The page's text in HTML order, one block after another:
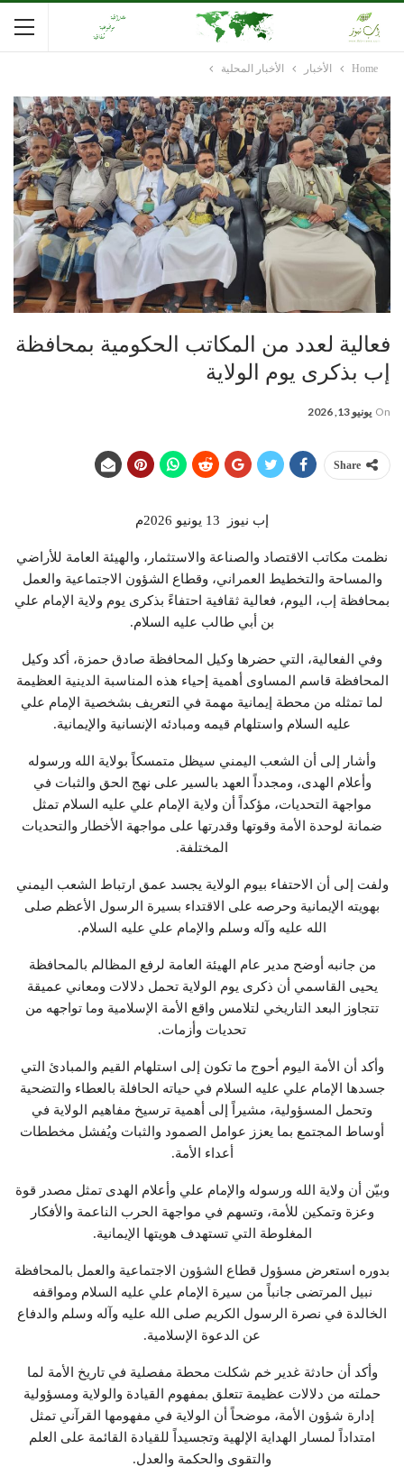
Home الأخبار الأخبار المحلية
فعالية لعدد من المكاتب الحكومية بمحافظة
إب بذكرى يوم الولاية
On يونيو 13, 2026
Share
إب نيوز 13 يونيو 2026م
نظمت مكاتب الاقتصاد والصناعة والاستثمار، والهيئة العامة للأراضي
والمساحة والتخطيط العمراني، وقطاع الشؤون الاجتماعية والعمل
بمحافظة إب، اليوم، فعالية ثقافية احتفاءً بذكرى يوم ولاية الإمام علي
بن أبي طالب عليه السلام.
وفي الفعالية، التي حضرها وكيل المحافظة صادق حمزة، أكد وكيل
المحافظة قاسم المساوى أهمية إحياء هذه المناسبة الدينية العظيمة
لما تمثله من محطة إيمانية مهمة في التعريف بشخصية الإمام علي
عليه السلام واستلهام قيمه ومبادئه الإنسانية والإيمانية.
وأشار إلى أن الشعب اليمني سيظل متمسكاً بولاية الله ورسوله
وأعلام الهدى، ومجدداً العهد بالسير على نهج الحق والثبات في
مواجهة التحديات، مؤكداً أن ولاية الإمام علي عليه السلام تمثل
ضمانة لوحدة الأمة وقوتها وقدرتها على مواجهة الأخطار والتحديات
المختلفة.
ولفت إلى أن الاحتفاء بيوم الولاية يجسد عمق ارتباط الشعب اليمني
بهويته الإيمانية وحرصه على الاقتداء بسيرة الرسول الأعظم صلى
الله عليه وآله وسلم والإمام علي عليه السلام.
من جانبه أوضح مدير عام الهيئة العامة لرفع المظالم بالمحافظة
يحيى القاسمي أن ذكرى يوم الولاية تحمل دلالات ومعاني عميقة
تتجاوز البعد التاريخي لتلامس واقع الأمة الإسلامية وما تواجهه من
تحديات وأزمات.
وأكد أن الأمة اليوم أحوج ما تكون إلى استلهام القيم والمبادئ التي
جسدها الإمام علي عليه السلام في حياته الحافلة بالعطاء والتضحية
وتحمل المسؤولية، مشيراً إلى أهمية ترسيخ مفاهيم الولاية في
أوساط المجتمع بما يعزز عوامل الصمود والثبات ويُفشل مخططات
أعداء الأمة.
وبيّن أن ولاية الله ورسوله والإمام علي وأعلام الهدى تمثل مصدر قوة
وعزة وتمكين للأمة، وتسهم في مواجهة الحرب الناعمة والأفكار
المغلوطة التي تستهدف هويتها الإيمانية.
بدوره استعرض مسؤول قطاع الشؤون الاجتماعية والعمل بالمحافظة
نبيل المرتضى جانباً من سيرة الإمام علي عليه السلام ومواقفه
الخالدة في نصرة الرسول الكريم صلى الله عليه وآله وسلم والدفاع
عن الدعوة الإسلامية.
وأكد أن حادثة غدير خم شكلت محطة مفصلية في تاريخ الأمة لما
حملته من دلالات عظيمة تتعلق بمفهوم القيادة والولاية ومسؤولية
إدارة شؤون الأمة، موضحاً أن الولاية في مفهومها القرآني تمثل
امتداداً لمسار الهداية الإلهية وتجسيداً للقيادة القائمة على العلم
والتقوى والحكمة والعدل.